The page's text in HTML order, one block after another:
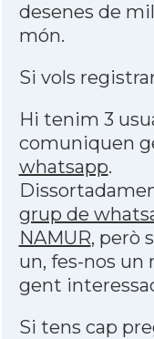
desenes de
món.
Si vols
Hi tenim 3
comuniquen
whatsapp.
grup de
NAMUR, però
un, fes-nos
gent
Si tens cap